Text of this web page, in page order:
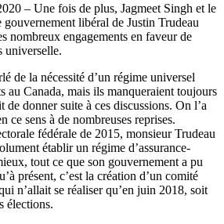
– Une fois de plus, Jagmeet Singh et le
libéral de Justin Trudeau
nombreux engagements en faveur de
universelle.
de la nécessité d’un régime universel
au Canada, mais ils manqueraient toujours
de donner suite à ces discussions. On l’a
ce sens à de nombreuses reprises.
fédérale de 2015, monsieur Trudeau
établir un régime d’assurance-
tout ce que son gouvernement a pu
présent, c’est la création d’un comité
n’allait se réaliser qu’en juin 2018, soit
élections.